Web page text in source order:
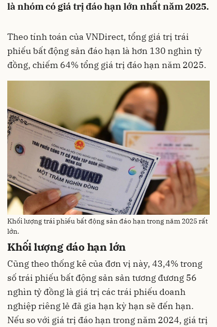
là nhóm có giá trị đáo hạn lớn nhất năm 2025.
Theo tính toán của VNDirect, tổng giá trị trái
phiếu bất động sản đáo hạn là hơn 130 nghìn tỷ
đồng, chiếm 64% tổng giá trị đáo hạn năm 2025.
Khối lượng trái phiếu bất động sản đáo hạn trong năm 2025 rất
lớn.
Khối lượng đáo hạn lớn
Cũng theo thống kê của đơn vị này, 43,4% trong
số trái phiếu bất động sản sản tương đương 56
nghìn tỷ đồng là giá trị các trái phiếu doanh
nghiệp riêng lẻ đã gia hạn kỳ hạn sẽ đến hạn.
Nếu so với giá trị đáo hạn trong năm 2024, giá trị